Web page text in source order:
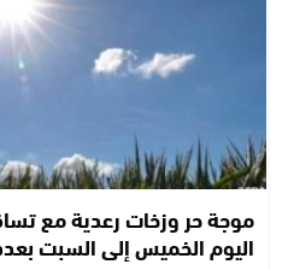
موجة حر وزخات رعدية مع
اليوم الخميس إلى السبت